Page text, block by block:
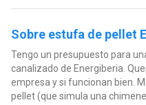
Sobre estufa de pellet
Tengo un presupuesto para
canalizado de Energiberia.
empresa y si funcionan bien.
pellet (que simula una